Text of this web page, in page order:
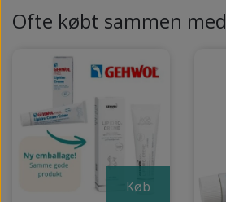
Ofte købt sammen med
Køb